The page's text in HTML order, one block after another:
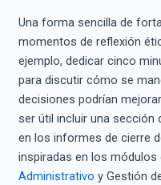
Una forma sencilla de
momentos de reflexión
ejemplo, dedicar cinco
para discutir cómo se
decisiones podrían
ser útil incluir una sección
en los informes de cierre
inspiradas en los módulos
Administrativo y Gestión